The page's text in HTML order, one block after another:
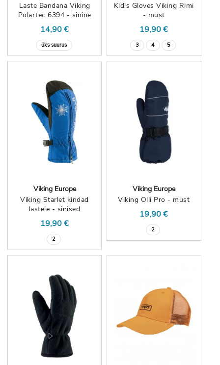
Laste Bandana Viking
Polartec 6394 - sinine
14,90 €
üks suurus
Kid's Gloves Viking Rimi
- must
19,90 €
3 4 5
Viking Europe
Viking Starlet kindad
lastele - sinised
19,90 €
2
Viking Europe
Viking Olli Pro - must
19,90 €
2